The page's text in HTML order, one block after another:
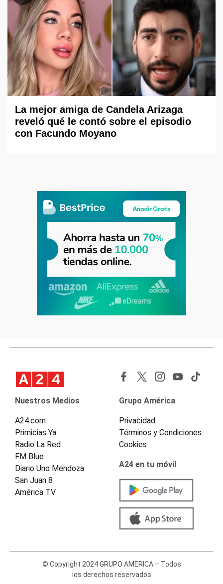
La mejor amiga de Candela Arizaga
reveló qué le contó sobre el episodio
con Facundo Moyano
Nuestros Medios
A24.com
Primicias Ya
Radio La Red
FM Blue
Diario Uno Mendoza
San Juan 8
América TV
Grupo América
Privacidad
Términos y Condiciones
Cookies
A24 en tu móvil
© Copyright 2024 GRUPO AMERICA – Todos
los derechos reservados